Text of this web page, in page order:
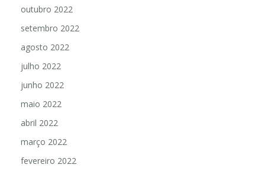
outubro 2022
setembro 2022
agosto 2022
julho 2022
junho 2022
maio 2022
abril 2022
março 2022
fevereiro 2022